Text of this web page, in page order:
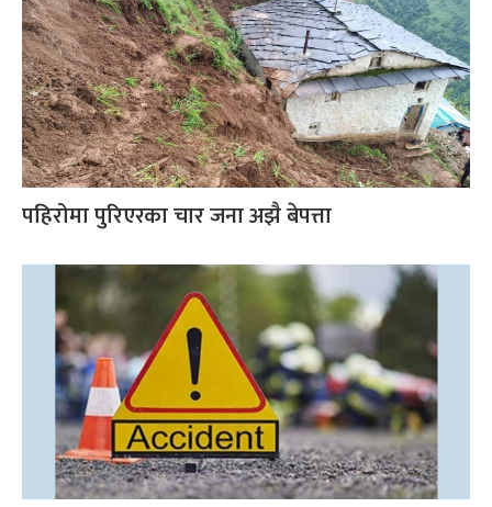
पहिरोमा पुरिएरका चार जना अझै बेपत्ता